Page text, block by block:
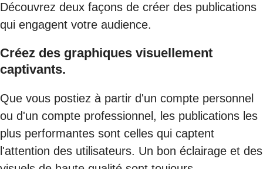
Découvrez deux façons de créer des publications
qui engagent votre audience.
Créez des graphiques visuellement
captivants.
Que vous postiez à partir d'un compte personnel
ou d'un compte professionnel, les publications les
plus performantes sont celles qui captent
l'attention des utilisateurs. Un bon éclairage et des